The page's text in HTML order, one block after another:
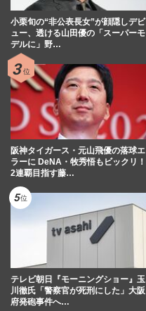
小栗旬の“非公表長女”が顔隠しデビ
ュー、透ける山田優の「スーパーモ
デルに」野…
阪神タイガース・元山飛優の落球エ
ラーに DeNA・牧秀悟もビックリ！
2連覇目指す藤…
テレビ朝日『モーニングショー』玉
川徹氏「警察官が死刑にした」大阪
府発砲事件へ…